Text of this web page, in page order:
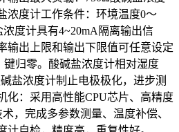
浓度计工作条件：环境温度0～
度计具有4~20mA隔离输出信
输出上限和输出下限值可任意设定
归零。酸碱盐浓度计相对湿度
盐浓度计制止电极极化，进步测
化：采用高性能CPU芯片、高精度
，完成多参数测量、温度补偿、